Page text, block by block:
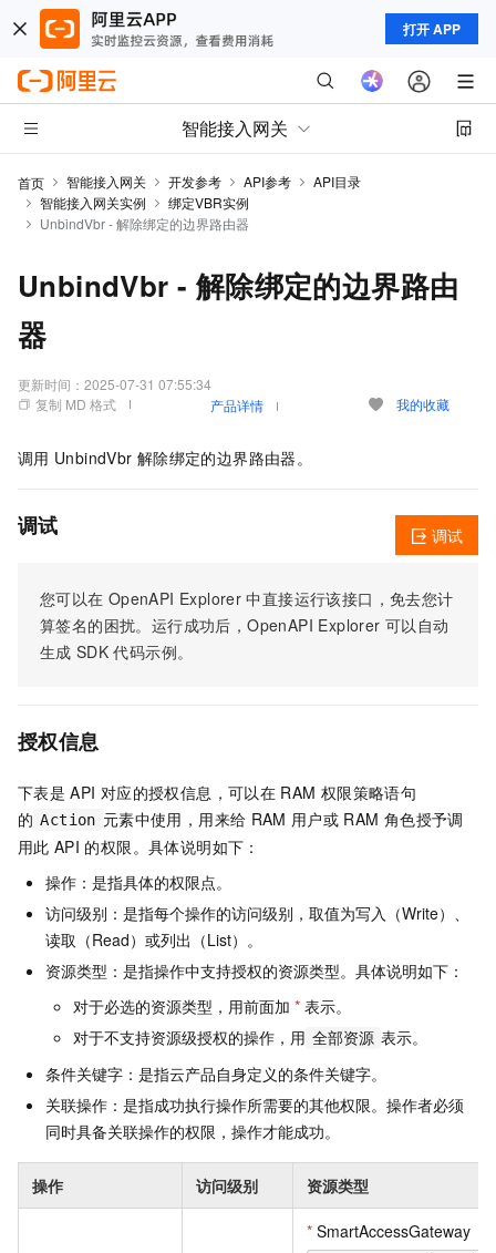
打开 APP
智能接入网关
首页 智能接入网关 开发参考 API参考
API目录
智能接入网关实例
绑定VBR实例
UnbindVbr - 解除绑定的边界路由器
UnbindVbr - 解除绑定的边界路由
器
更新时间： 2025-07-31 07:55:34
复制 MD 格式
产品详情 我的收藏
调用 UnbindVbr 解除绑定的边界路由器。
调试
您可以在 OpenAPI Explorer 中直接运行该接口，免去您计
算签名的困扰。运行成功后，OpenAPI Explorer 可以自动
生成 SDK 代码示例。
调试
授权信息
下表是 API 对应的授权信息，可以在 RAM 权限策略语句
的 Action 元素中使用，用来给 RAM 用户或 RAM 角色授予调
用此 API 的权限。具体说明如下：
操作：是指具体的权限点。
访问级别：是指每个操作的访问级别，取值为写入（Write）、
读取（Read）或列出（List）。
资源类型：是指操作中支持授权的资源类型。具体说明如下：
对于必选的资源类型，用前面加 * 表示。
对于不支持资源级授权的操作，用 全部资源 表示。
条件关键字：是指云产品自身定义的条件关键字。
关联操作：是指成功执行操作所需要的其他权限。操作者必须
同时具备关联操作的权限，操作才能成功。
操作 访问级别 资源类型
* SmartAccessGateway